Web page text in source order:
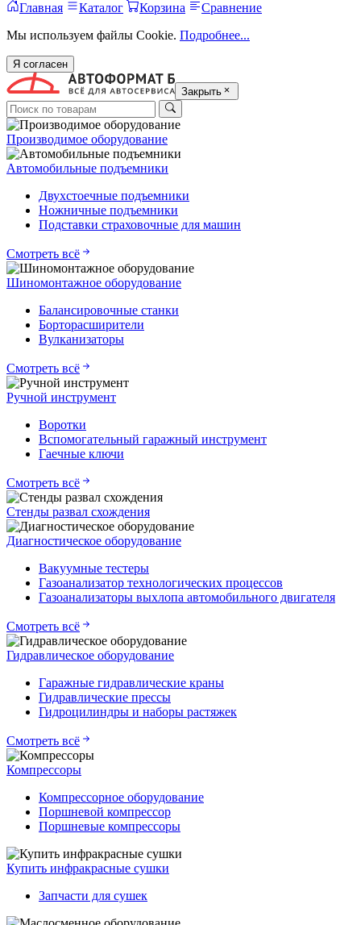
Главная
Каталог Корзина
Сравнение
Мы используем файлы Cookie. Подробнее...
Я согласен
Закрыть
Производимое оборудование
Автомобильные подъемники
Двухстоечные подъемники
Ножничные подъемники
Подставки страховочные для машин
Смотреть всё
Шиномонтажное оборудование
Балансировочные станки
Борторасширители
Вулканизаторы
Смотреть всё
Ручной инструмент
Воротки
Вспомогательный гаражный инструмент
Гаечные ключи
Смотреть всё
Стенды развал схождения
Диагностическое оборудование
Вакуумные тестеры
Газоанализатор технологических процессов
Газоанализаторы выхлопа автомобильного двигателя
Смотреть всё
Гидравлическое оборудование
Гаражные гидравлические краны
Гидравлические прессы
Гидроцилиндры и наборы растяжек
Смотреть всё
Компрессоры
Компрессорное оборудование
Поршневой компрессор
Поршневые компрессоры
Купить инфракрасные сушки
Запчасти для сушек